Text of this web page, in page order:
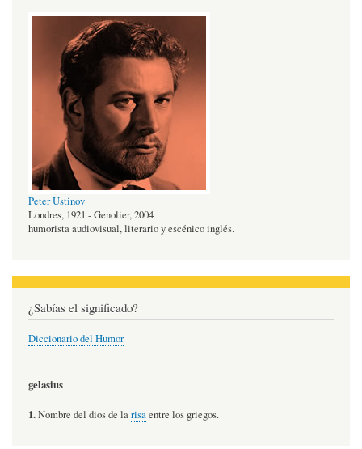
Peter Ustinov
Londres, 1921 - Genolier, 2004
humorista audiovisual, literario y escénico inglés.
¿Sabías el significado?
Diccionario del Humor
gelasius
1.Nombre del dios de larisaentre los griegos.